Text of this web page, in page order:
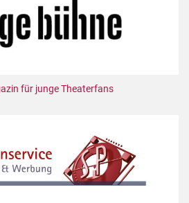
für junge Theaterfans